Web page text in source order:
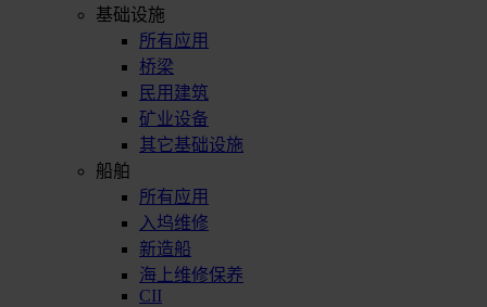
基础设施
所有应用
桥梁
民用建筑
矿业设备
其它基础设施
船舶
所有应用
入坞维修
新造船
海上维修保养
CII